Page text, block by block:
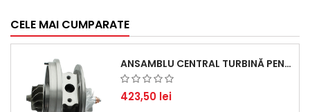
CELE MAI CUMPARATE
ANSAMBLU CENTRAL TURBINĂ PENTRU BMW SERIA 3, SERIA 5 ȘI X3 - PERFORMANȚĂ ȘI FIABILITATE
423,50 lei